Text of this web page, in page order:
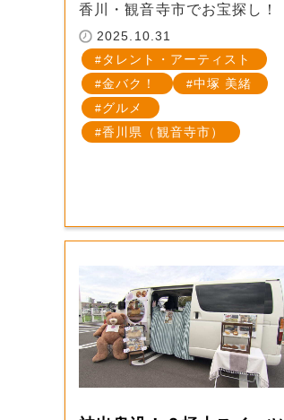
香川・観音寺市でお宝探し！
2025.10.31
タレント・アーティスト
金バク！
中塚 美緒
グルメ
香川県（観音寺市）